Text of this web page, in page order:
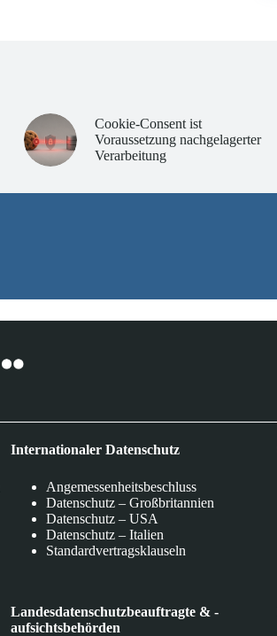
Cookie-Consent ist
Voraussetzung nachgelagerter
Verarbeitung
Internationaler Datenschutz
Angemessenheitsbeschluss
Datenschutz – Großbritannien
Datenschutz – USA
Datenschutz – Italien
Standardvertragsklauseln
Landesdatenschutzbeauftragte & -
aufsichtsbehörden